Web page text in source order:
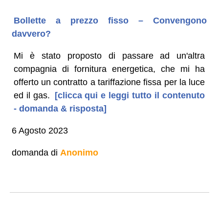
Bollette a prezzo fisso – Convengono
davvero?
Mi è stato proposto di passare ad un'altra
compagnia di fornitura energetica, che mi ha
offerto un contratto a tariffazione fissa per la luce
ed il gas. [clicca qui e leggi tutto il contenuto
- domanda & risposta]
6 Agosto 2023
domanda di Anonimo